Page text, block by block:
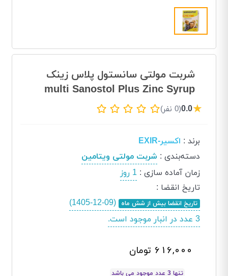
شربت مولتی سانستول پلاس زینک
multi Sanostol Plus Zinc Syrup
★
0.0(0 نفر)
برند : اکسیر-EXIR
دسته‌بندی : شربت مولتی ویتامین
زمان آماده سازی :1 روز
تاریخ انقضا :
تاریخ انقضا بیش از شش ماه (1405-12-09)
3 عدد در انبار موجود است.
616,000 تومان
تنها 3 عدد موجود می باشد